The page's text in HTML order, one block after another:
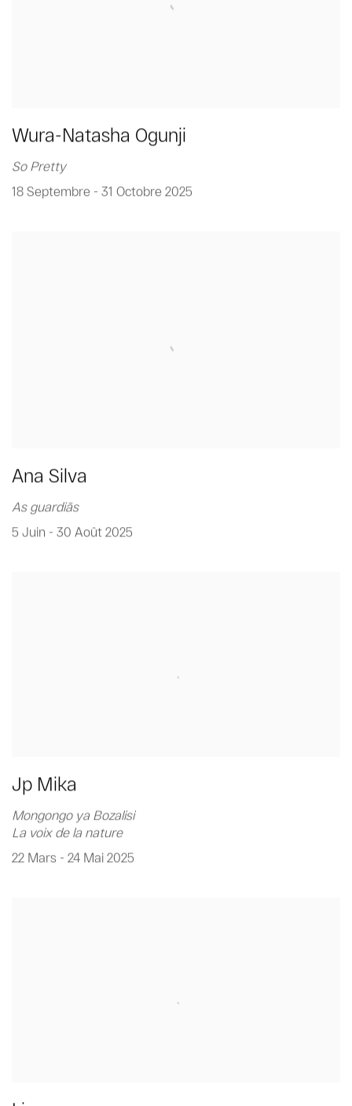
Wura-Natasha Ogunji
So Pretty
18 Septembre - 31 Octobre 2025
Ana Silva
As guardiãs
5 Juin - 30 Août 2025
Jp Mika
Mongongo ya Bozalisi
La voix de la nature
22 Mars - 24 Mai 2025